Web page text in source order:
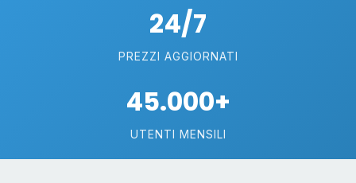
24/7
PREZZI AGGIORNATI
45.000+
UTENTI MENSILI